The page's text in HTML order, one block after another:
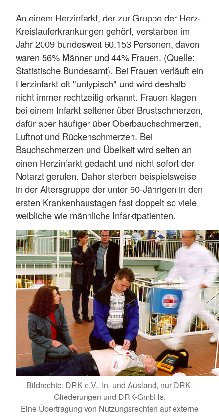
Bildrechte: DRK e.V., In- und Ausland, nur DRK-
Gliederungen und DRK-GmbHs.
Eine Übertragung von Nutzungsrechten auf externe
An einem Herzinfarkt, der zur Gruppe der Herz-
Kreislauferkrankungen gehört, verstarben im
Jahr 2009 bundesweit 60.153 Personen, davon
waren 56% Männer und 44% Frauen. (Quelle:
Statistische Bundesamt). Bei Frauen verläuft ein
Herzinfarkt oft "untypisch" und wird deshalb
nicht immer rechtzeitig erkannt. Frauen klagen
bei einem Infarkt seltener über Brustschmerzen,
dafür aber häufiger über Oberbauchschmerzen,
Luftnot und Rückenschmerzen. Bei
Bauchschmerzen und Übelkeit wird selten an
einen Herzinfarkt gedacht und nicht sofort der
Notarzt gerufen. Daher sterben beispielsweise
in der Altersgruppe der unter 60-Jährigen in den
ersten Krankenhaustagen fast doppelt so viele
weibliche wie männliche Infarktpatienten.